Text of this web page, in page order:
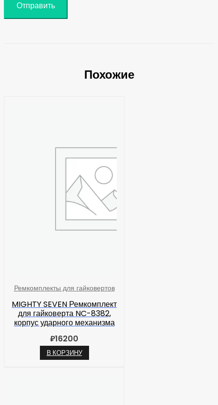
Похожие
Ремкомплекты для гайковертов
MIGHTY SEVEN Ремкомплект
для гайковерта NC-8382,
корпус ударного механизма
₽16200
В КОРЗИНУ